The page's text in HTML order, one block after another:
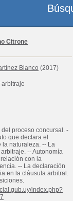
Citrone
Blanco (2017)
proceso concursal. -
que declara el
la naturaleza. -- La
-- Autonomía
con la
-- La declaración
en la cláusula arbitral.
index.php?